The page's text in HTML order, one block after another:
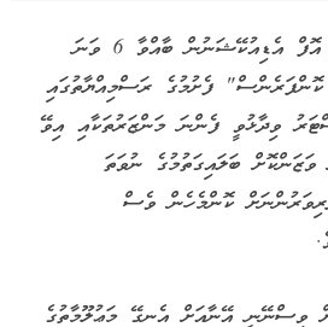
ނޭޝަނަލް އިންސްޓިޓިއުޓް އޮފް އެޑިއުކޭޝަނުން ބާއްވާ 6 ވަނަ
ފެށުމުގެ ރަސްމިއްޔާތުގައި
ވިދާޅުވީ ފެންނަ މަންޒަރުތަކާއި އިވޭ
ބަލައިގަތުމުގެ ނުވަތަ
ކޮންމެހެން ވެސް
ވިސްނޭނީ އޭނާއަށް އެނގޭ މަޢުލޫމާތުގެ